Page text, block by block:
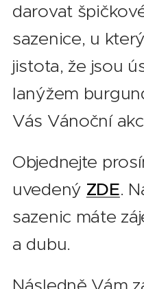
darovat
sazenice, u
jistota, že jsou
lanýžem
Vás Vánoční
Objednejte
uvedený ZDE.
sazenic máte
a dubu.